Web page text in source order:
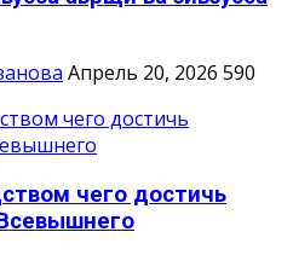
Апрель 20, 2026 590
чего достичь